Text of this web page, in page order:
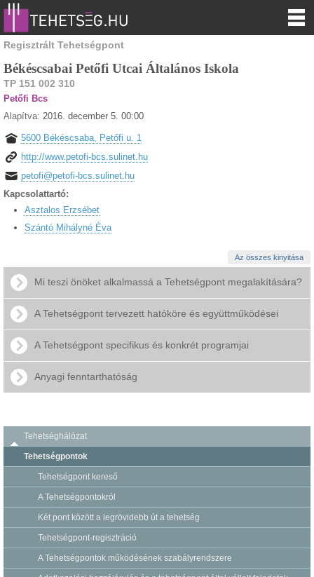
Regisztrált Tehetségpont
Békéscsabai Petőfi Utcai Általános Iskola
TP 151 002 310
Petőfi Bcs
Alapítva: 2016. december 5. 00:00
5600 Békéscsaba, Petőfi u. 1
http://www.petofi-bcs.sulinet.hu
petofi@petofi-bcs.sulinet.hu
Kapcsolattartó:
Asztalos Erzsébet
Szántó Mihályné Éva
Az összes kinyitása
Mi teszi önöket alkalmassá a Tehetségpont megalakítására?
A Tehetségpont tervezett hatóköre és együttműködései
A Tehetségpont specifikus és konkrét programjai
Anyagi fenntarthatóság
Tehetséghálózat
Tehetségpontok
Tehetségpont kereső
A Tehetségpontokról
Két pont között a legrövidebb út a tehetség
Tehetségpont-regisztráció
A Tehetségpontok működésének szabályrendszere